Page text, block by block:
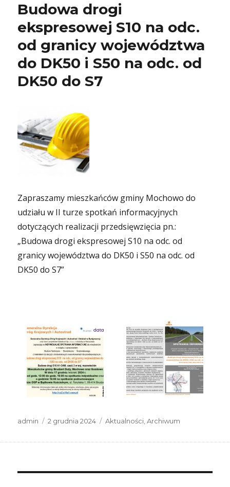
Budowa drogi
ekspresowej S10 na odc.
od granicy województwa
do DK50 i S50 na odc. od
DK50 do S7
Zapraszamy mieszkańców gminy Mochowo do
udziału w II turze spotkań informacyjnych
dotyczących realizacji przedsięwzięcia pn.:
„Budowa drogi ekspresowej S10 na odc. od
granicy województwa do DK50 i S50 na odc. od
DK50 do S7”
Autor
admin
Data
2 grudnia 2024 Kategorie
Aktualności ,Archiwum